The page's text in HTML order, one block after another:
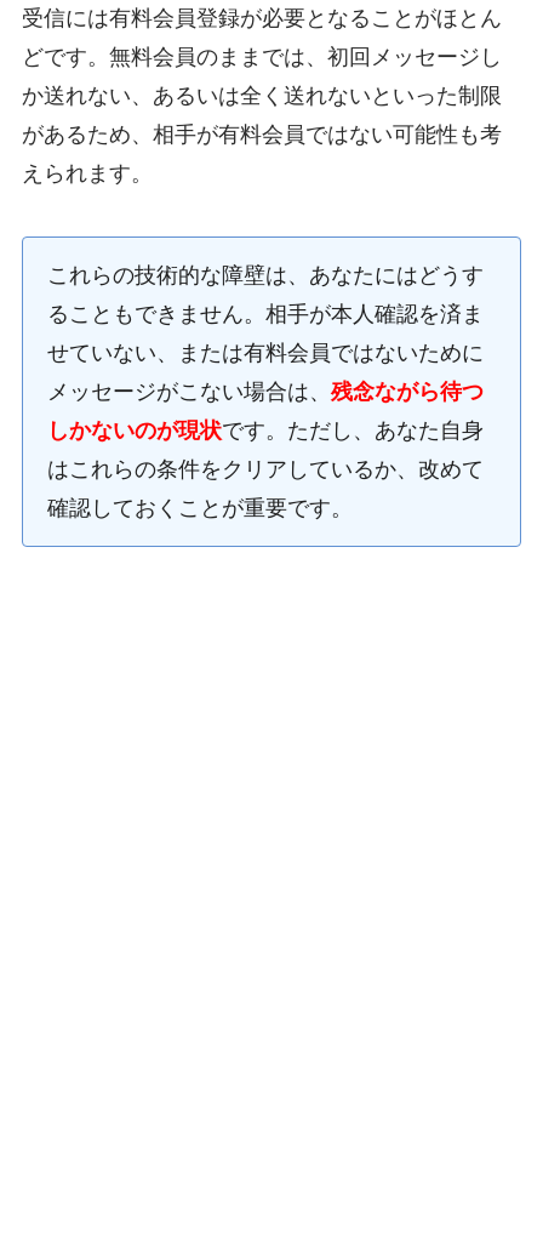
受信には有料会員登録が必要となることがほとん
どです。無料会員のままでは、初回メッセージし
か送れない、あるいは全く送れないといった制限
があるため、相手が有料会員ではない可能性も考
えられます。
これらの技術的な障壁は、あなたにはどうす
ることもできません。相手が本人確認を済ま
せていない、または有料会員ではないために
メッセージがこない場合は、 残念ながら待つ
しかないのが現状です。ただし、あなた自身
はこれらの条件をクリアしているか、改めて
確認しておくことが重要です。